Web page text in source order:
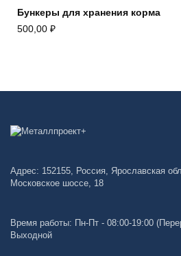
Бункеры для хранения корма
500,00 ₽
Адрес: 152155, Россия, Ярославская
Московское шоссе, 18
Время работы: Пн-Пт - 08:00-19:00
Выходной